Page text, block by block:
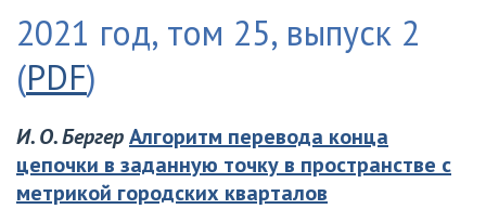
2021 год, том 25, выпуск 2
(PDF)
И. О. БергерАлгоритм перевода конца
цепочки в заданную точку в пространстве с
метрикой городских кварталов